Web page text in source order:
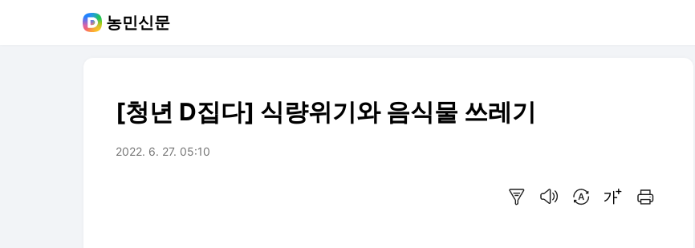
농민신문
[청년 D집다] 식량위기와 음식물 쓰레기
2022. 6. 27. 05:10